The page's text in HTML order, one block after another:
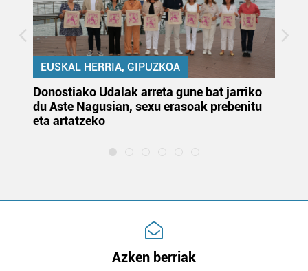
EUSKAL HERRIA, GIPUZKOA
Donostiako Udalak arreta gune bat jarriko
du Aste Nagusian, sexu erasoak prebenitu
eta artatzeko
Azken berriak